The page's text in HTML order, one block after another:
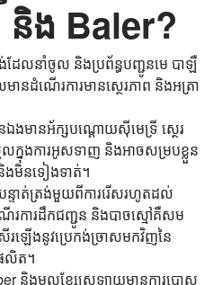
និង Baler?
ែលនាំចូល និងប្រព័ន្ធបញ្ជូនមេ បាឡឺ
ដំណើរការមានស្ថេរភាព និងអត្រា
មានអ័ក្សបណ្តោយស៊ីមេទ្រី ស្ថេរ
លក្នុងការអូសទាញ និងអាចសម្របខ្លួន
ងមិនទៀងទាត់។
បន្ទាត់ត្រង់មួយពីការរើសរហូតដល់
រការដឹកជញ្ជូន និងបាចស្មៅគឺសម
ឡើងនូវប្រេកង់ច្រាសមកវិញនៃ
លិត។
និងម្ជុលខ្សែស្រឡាយមានការបោស